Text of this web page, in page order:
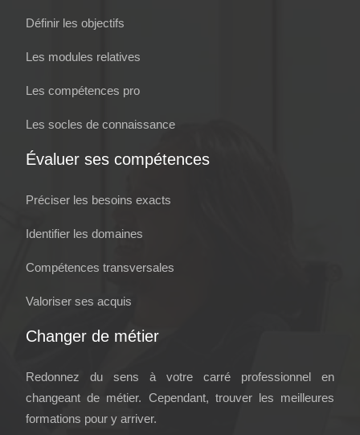
Définir les objectifs
Les modules relatives
Les compétences pro
Les socles de connaissance
Évaluer ses compétences
Préciser les besoins exacts
Identifier les domaines
Compétences transversales
Valoriser ses acquis
Changer de métier
Redonnez du sens à votre carré professionnel en
changeant de métier. Cependant, trouver les meilleures
formations pour y arriver.